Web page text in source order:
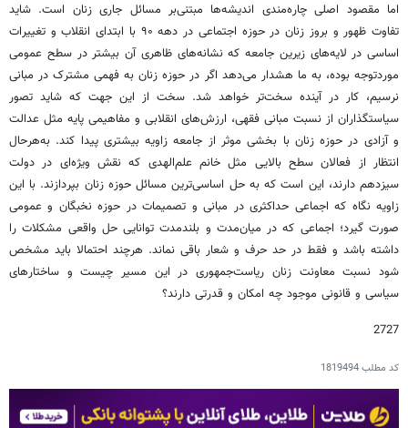
اما مقصود اصلی چاره‌مندی اندیشه‌ها مبتنی‌بر مسائل جاری زنان است. شاید
تفاوت ظهور و بروز زنان در حوزه اجتماعی در دهه ۹۰ با ابتدای انقلاب و تغییرات
اساسی در لایه‌های زیرین جامعه که نشانه‌های ظاهری آن بیشتر در سطح عمومی
موردتوجه بوده، به ما هشدار می‌دهد اگر در حوزه زنان به فهمی مشترک در مبانی
نرسیم، کار در آینده سخت‌تر خواهد شد. سخت از این جهت که شاید تصور
سیاستگذاران از نسبت مبانی فقهی، ارزش‌های انقلابی و مفاهیمی پایه مثل عدالت
و آزادی در حوزه زنان با بخشی موثر از جامعه زاویه بیشتری پیدا کند. به‌هرحال
انتظار از فعالان سطح بالایی مثل خانم علم‌الهدی که نقش ویژه‌ای در دولت
سیزدهم دارند، این است که به حل اساسی‌ترین مسائل حوزه زنان بپردازند. با این
زاویه نگاه که اجماعی حداکثری در مبانی و تصمیمات در حوزه نخبگان و عمومی
صورت گیرد؛ اجماعی که در میان‌مدت و بلندمدت توانایی حل واقعی مشکلات را
داشته باشد و فقط در حد حرف و شعار باقی نماند. هرچند احتمالا باید مشخص
شود نسبت معاونت زنان ریاست‌جمهوری در این مسیر چیست و ساختارهای
سیاسی و قانونی موجود چه امکان و قدرتی دارند؟
2727
کد مطلب1819494